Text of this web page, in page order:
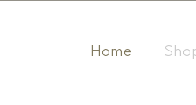
Home